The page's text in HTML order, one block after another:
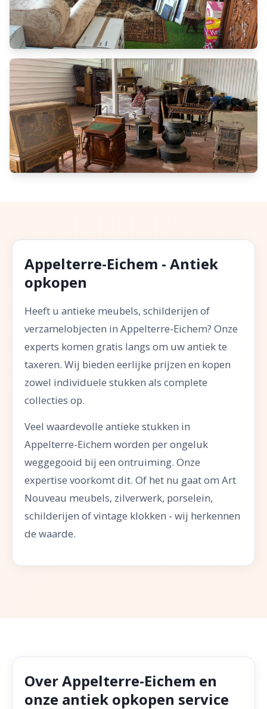
Appelterre-Eichem - Antiek
opkopen
Heeft u antieke meubels, schilderijen of
verzamelobjecten in Appelterre-Eichem? Onze
experts komen gratis langs om uw antiek te
taxeren. Wij bieden eerlijke prijzen en kopen
zowel individuele stukken als complete
collecties op.
Veel waardevolle antieke stukken in
Appelterre-Eichem worden per ongeluk
weggegooid bij een ontruiming. Onze
expertise voorkomt dit. Of het nu gaat om Art
Nouveau meubels, zilverwerk, porselein,
schilderijen of vintage klokken - wij herkennen
de waarde.
Over Appelterre-Eichem en
onze antiek opkopen service